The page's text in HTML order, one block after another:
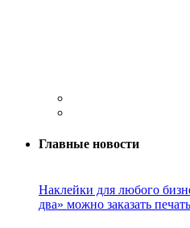
Главные новости
Наклейки для любого
два» можно заказать